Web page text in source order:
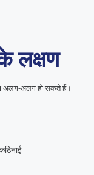
लक्षण
अलग-अलग हो सकते हैं।